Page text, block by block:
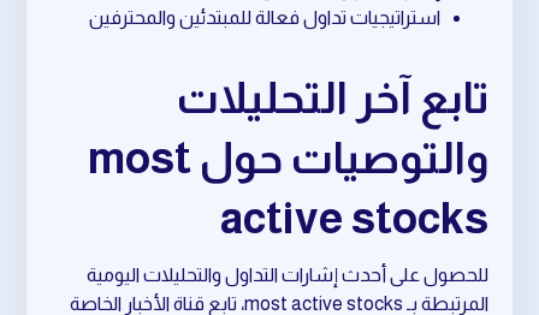
استراتيجيات تداول فعالة للمبتدئين والمحترفين
تابع آخر التحليلات
والتوصيات حول most
active stocks
للحصول على أحدث إشارات التداول والتحليلات اليومية
المرتبطة بـ most active stocks، تابع قناة الأخبار الخاصة